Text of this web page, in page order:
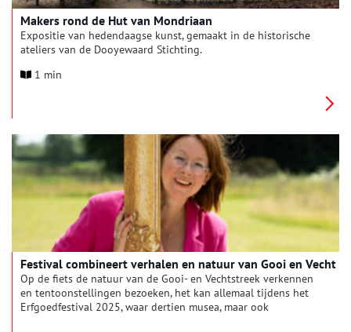
Makers rond de Hut van Mondriaan
Expositie van hedendaagse kunst, gemaakt in de historische
ateliers van de Dooyewaard Stichting.
1 min
Festival combineert verhalen en natuur van Gooi en Vecht
Op de fiets de natuur van de Gooi- en Vechtstreek verkennen
en tentoonstellingen bezoeken, het kan allemaal tijdens het
Erfgoedfestival 2025, waar dertien musea, maar ook